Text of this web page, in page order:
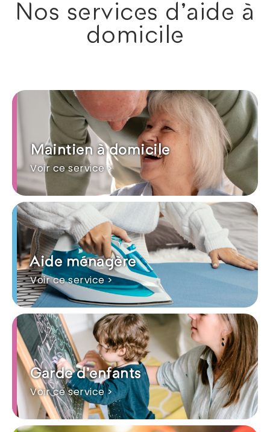
Nos services d'aide à
domicile
Maintien à domicile
Voir ce service >
Aide ménagère
Voir ce service >
Garde d'enfants
Voir ce service >